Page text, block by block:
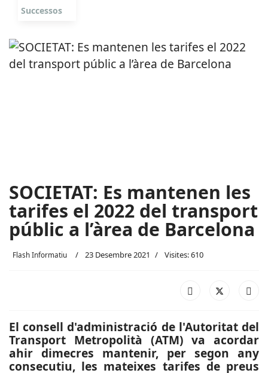
Successos
SOCIETAT: Es mantenen les
tarifes el 2022 del transport
públic a l’àrea de Barcelona
Flash Informatiu 23 Desembre 2021 Visites: 610
El consell d'administració de l'Autoritat del
Transport Metropolità (ATM) va acordar
ahir dimecres mantenir, per segon any
consecutiu, les mateixes tarifes de preus